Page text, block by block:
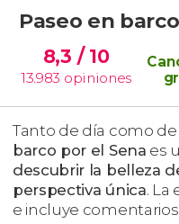
Paseo en
8,3 / 10
13.983 opiniones
Tanto de día como
barco por el Sena es
descubrir la belleza
perspectiva única. La
e incluye